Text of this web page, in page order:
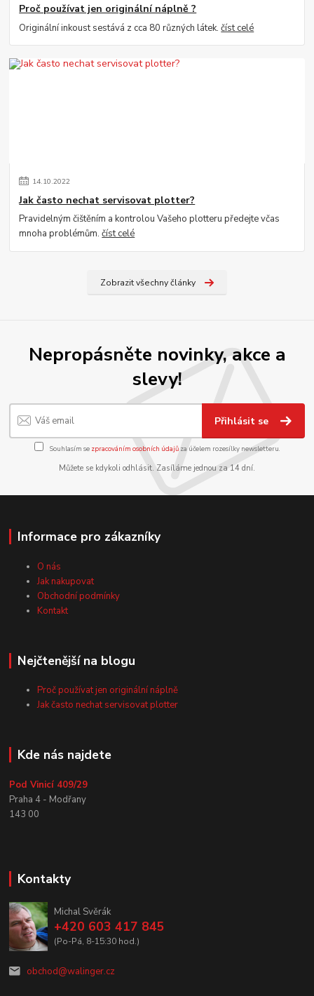
Proč používat jen originální náplně ?
Originální inkoust sestává z cca 80 různých látek.číst celé
14.10.2022
Jak často nechat servisovat plotter?
Pravidelným čištěním a kontrolou Vašeho plotteru předejte včas
mnoha problémům.číst celé
Zobrazit všechny články
Nepropásněte novinky, akce a
slevy!
Přihlásit se
Souhlasím se zpracováním osobních údajůza účelem rozesílky newsletteru.
Můžete se kdykoli odhlásit. Zasíláme jednou za 14 dní.
Informace pro zákazníky
O nás
Jak nakupovat
Obchodní podmínky
Kontakt
Nejčtenější na blogu
Proč používat jen originální náplně
Jak často nechat servisovat plotter
Kde nás najdete
Pod Vinicí 409/29
Praha 4 - Modřany
143 00
Kontakty
Michal Svěrák
+420 603 417 845
(Po-Pá, 8-15:30 hod.)
obchod@walinger.cz